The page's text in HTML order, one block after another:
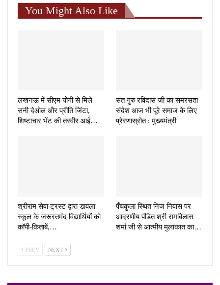
You Might Also Like
लखनऊ में सीएम योगी से मिले
सनी देओल और प्रीति जिंटा,
शिष्टाचार भेंट की तस्वीर आई…
संत गुरु रविदास जी का समरसता
संदेश आज भी पूरे समाज के लिए
प्रेरणास्रोत : मुख्यमंत्री
श्रीराम सेवा ट्रस्ट द्वारा डावला
स्कूल के जरूरतमंद विद्यार्थियों को
कॉपी-किताबें,…
पँचकुला स्थित निज निवास पर
आदरणीय पंडित श्री रामबिलास
शर्मा जी से आत्मीय मुलाकात का…
PREV NEXT